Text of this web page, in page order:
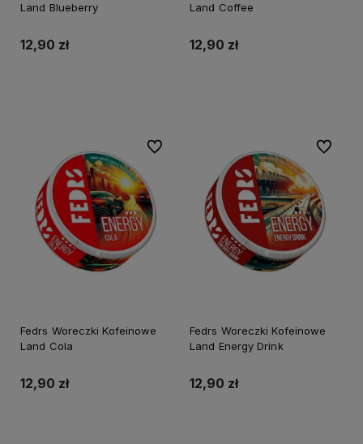
Land Blueberry
12,90 zł
Land Coffee
12,90 zł
Fedrs Woreczki Kofeinowe
Land Cola
12,90 zł
Do ulubionych
Fedrs Woreczki Kofeinowe
Land Energy Drink
12,90 zł
Do